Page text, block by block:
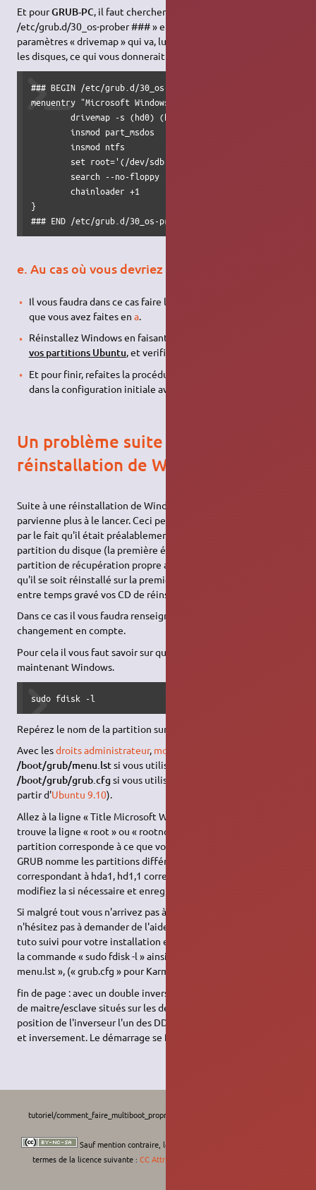
Et pourGRUB-PC, il faut chercher la ligne « ### BEGIN
/etc/grub.d/30_os-prober ### » et ajoutez à la suite les
paramètres « drivemap » qui va, lui aussi, inverser virtuellement
les disques, ce qui vous donnerait le code :
### BEGIN /etc/grub.d/30_os-prober ###
menuentry "Microsoft Windows XP Home Edition" --class
	drivemap -s (hd0) (hd1)
	insmod part_msdos
	insmod ntfs
	chainloader +1
}
### END /etc/grub.d/30_os-prober ###
e. Au cas où vous devriez réinstaller Windows
Il vous faudra dans ce cas faire la procédure inverse de celle
que vous avez faites en a.
Réinstallez Windows en faisant attention de
vos partitions Ubuntu, et verifiez son bon fonctionnement.
Et pour finir, refaites la procédure
dans la configuration initiale avec Grub comme lanceur.
Un problème suite à la
réinstallation de Windows ?
Suite à une réinstallation de Windows, il se peut que GRUB ne
parvienne plus à le lancer. Ceci peut, par exemple, s'expliquer
par le fait qu'il était préalablement installé sur la 2ème
partition du disque (la première étant souvent réservée à la
partition de récupération propre aux Windows pré-installés), et
qu'il se soit réinstallé sur la première (par exemple si vous avez
entre temps gravé vos CD de réinstallation).
Dans ce cas il vous faudra renseigner GRUB pour qu'il prenne ce
changement en compte.
Pour cela il vous faut savoir sur quelle partition se trouve
maintenant Windows.
sudo fdisk -l
Repérez le nom de la partition sur laquelle se trouve Windows.
Avec lesdroits administrateur, modifiez le fichier
/boot/grub/menu.lstsi vous utilisez
/boot/grub/grub.cfgsi vous utilisez
partir d'Ubuntu 9.10).
Allez à la ligne « Title Microsoft Windows… », en dessous se
trouve la ligne « root » ou « rootnoverify » vérifiez que la
partition corresponde à ce que vous avez noté, en sachant que
GRUB nomme les partitions différemment (hd0,0
correspondant à hda1, hd1,1 correspondant à hdb2, etc),
modifiez la si nécessaire et enregistrez le fichier.
Si malgré tout vous n'arrivez pas à résoudre le problème,
n'hésitez pas à demander de l'aide sur le forum en précisant le
tuto suivi pour votre installation et en donnant les résultats de
la commande « sudo fdisk -l » ainsi que le contenu de votre «
menu.lst », (« grub.cfg » pour Karmic)
fin de page : avec un double inverseur remplaçant les cavaliers
de maitre/esclave situés sur les deux disques dur. Suivant la
position de l'inverseur l'un des DD est maitre et l'autre esclave
et inversement. Le démarrage se fera sur le DD maitre.
tutoriel/comment_faire_multiboot_propre_2_dd.txt
Sauf mention contraire, le contenu de ce wiki est placé sous les
termes de la licence suivante : CC Attribution-Noncommercial-Share Alike 4.0